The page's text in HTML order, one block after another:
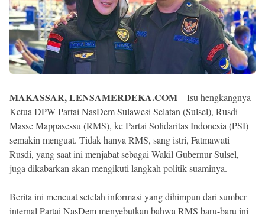
MAKASSAR, LENSAMERDEKA.COM– Isu hengkangnya
Ketua DPW Partai NasDem Sulawesi Selatan (Sulsel), Rusdi
Masse Mappasessu (RMS), ke Partai Solidaritas Indonesia (PSI)
semakin menguat. Tidak hanya RMS, sang istri, Fatmawati
Rusdi, yang saat ini menjabat sebagai Wakil Gubernur Sulsel,
juga dikabarkan akan mengikuti langkah politik suaminya.
Berita ini mencuat setelah informasi yang dihimpun dari sumber
internal Partai NasDem menyebutkan bahwa RMS baru-baru ini